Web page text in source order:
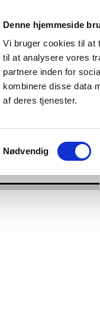
Denne hjemmeside
Vi bruger cookies til at
til at analysere vores
partnere inden for
kombinere disse data
af deres tjenester.
Samtykkevalg
Nødvendig
og